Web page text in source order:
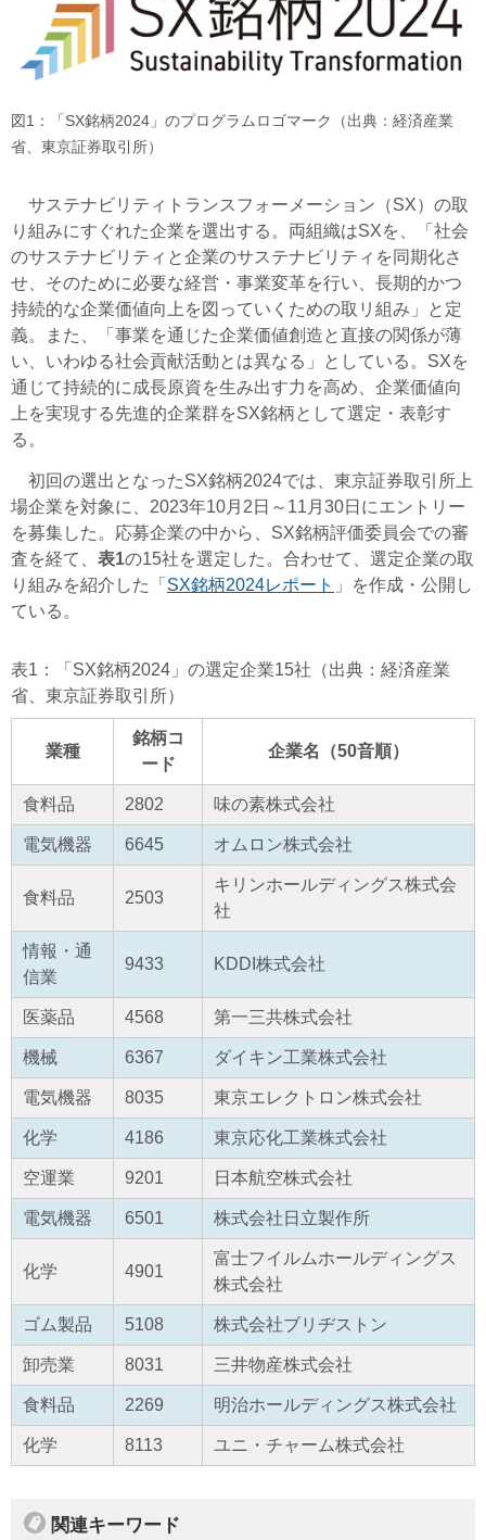
図1：「SX銘柄2024」のプログラムロゴマーク（出典：経済産業
省、東京証券取引所）
サステナビリティトランスフォーメーション（SX）の取
り組みにすぐれた企業を選出する。両組織はSXを、「社会
のサステナビリティと企業のサステナビリティを同期化さ
せ、そのために必要な経営・事業変革を行い、長期的かつ
持続的な企業価値向上を図っていくための取リ組み」と定
義。また、「事業を通じた企業価値創造と直接の関係が薄
い、いわゆる社会貢献活動とは異なる」としている。SXを
通じて持続的に成長原資を生み出す力を高め、企業価値向
上を実現する先進的企業群をSX銘柄として選定・表彰す
る。
初回の選出となったSX銘柄2024では、東京証券取引所上
場企業を対象に、2023年10月2日～11月30日にエントリー
を募集した。応募企業の中から、SX銘柄評価委員会での審
査を経て、 表1の15社を選定した。合わせて、選定企業の取
り組みを紹介した「 SX銘柄2024レポート 」を作成・公開し
ている。
表1：「SX銘柄2024」の選定企業15社（出典：経済産業
省、東京証券取引所）
業種
銘柄コ
ード
企業名（50音順）
食料品 2802 味の素株式会社
電気機器 6645 オムロン株式会社
食料品 2503
キリンホールディングス株式会
社
情報・通
信業
9433 KDDI株式会社
医薬品 4568 第一三共株式会社
機械 6367 ダイキン工業株式会社
電気機器 8035 東京エレクトロン株式会社
化学 4186 東京応化工業株式会社
空運業 9201 日本航空株式会社
電気機器 6501 株式会社日立製作所
化学 4901
富士フイルムホールディングス
株式会社
ゴム製品 5108 株式会社ブリヂストン
卸売業 8031 三井物産株式会社
食料品 2269 明治ホールディングス株式会社
化学 8113 ユニ・チャーム株式会社
関連キーワード